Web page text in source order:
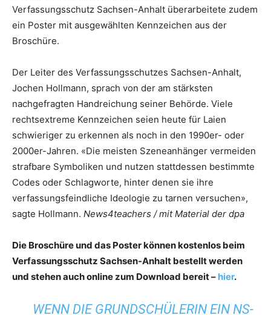
Verfassungsschutz Sachsen-Anhalt überarbeitete zudem
ein Poster mit ausgewählten Kennzeichen aus der
Broschüre.
Der Leiter des Verfassungsschutzes Sachsen-Anhalt,
Jochen Hollmann, sprach von der am stärksten
nachgefragten Handreichung seiner Behörde. Viele
rechtsextreme Kennzeichen seien heute für Laien
schwieriger zu erkennen als noch in den 1990er- oder
2000er-Jahren. «Die meisten Szeneanhänger vermeiden
strafbare Symboliken und nutzen stattdessen bestimmte
Codes oder Schlagworte, hinter denen sie ihre
verfassungsfeindliche Ideologie zu tarnen versuchen»,
sagte Hollmann. News4teachers / mit Material der dpa
Die Broschüre und das Poster können kostenlos beim
Verfassungsschutz Sachsen-Anhalt bestellt werden
und stehen auch online zum Download bereit – hier.
WENN DIE GRUNDSCHÜLERIN EIN NS-